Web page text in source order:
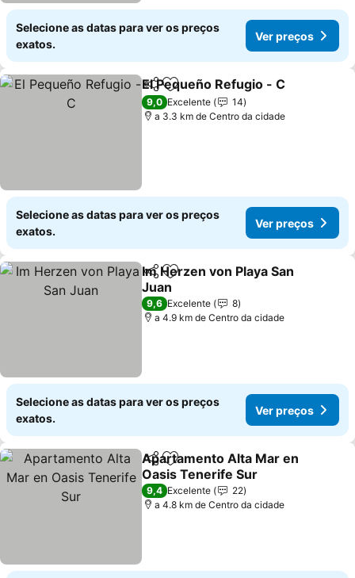
Selecione as datas para ver os preços
exatos.
Ver preços
PartilharAdicionar aos favoritos
El Pequeño Refugio - C
9,0 Excelente
14
a 3.3 km de Centro da cidade
Selecione as datas para ver os preços
exatos.
Ver preços
PartilharAdicionar aos favoritos
Im Herzen von Playa San
Juan
Ver preços
9,6 Excelente
8
a 4.9 km de Centro da cidade
Selecione as datas para ver os preços
exatos.
Ver preços
PartilharAdicionar aos favoritos
Apartamento Alta Mar en
Oasis Tenerife Sur
Ver preços
9,4 Excelente
22
a 4.8 km de Centro da cidade